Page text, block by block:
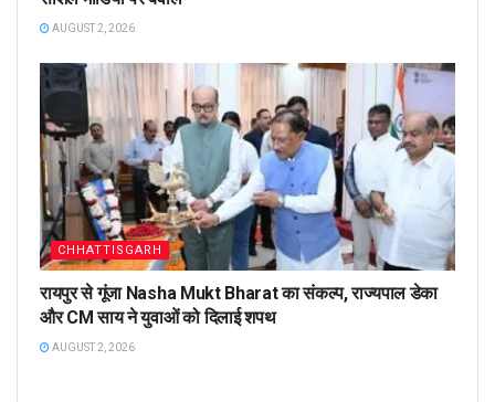
AUGUST 2, 2026
CHHATTISGARH
रायपुर से गूंजा Nasha Mukt Bharat का संकल्प, राज्यपाल डेका
और CM साय ने युवाओं को दिलाई शपथ
AUGUST 2, 2026